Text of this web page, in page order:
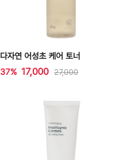
다자연 어성초 케어 토너
37% 17,000 27,000